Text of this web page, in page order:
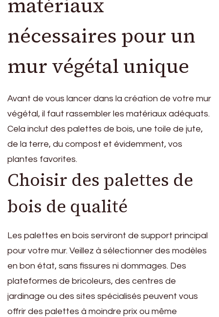
nécessaires pour un
mur végétal unique
Avant de vous lancer dans la création de votre mur
végétal, il faut rassembler les matériaux adéquats.
Cela inclut des palettes de bois, une toile de jute,
de la terre, du compost et évidemment, vos
plantes favorites.
Choisir des palettes de
bois de qualité
Les palettes en bois serviront de support principal
pour votre mur. Veillez à sélectionner des modèles
en bon état, sans fissures ni dommages. Des
plateformes de bricoleurs, des centres de
jardinage ou des sites spécialisés peuvent vous
offrir des palettes à moindre prix ou même